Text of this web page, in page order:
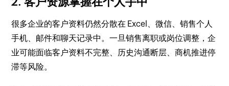
很多企业的客户资料仍然分散在 Excel、微信、销售个人
手机、邮件和聊天记录中。一旦销售离职或岗位调整，企
业可能面临客户资料不完整、历史沟通断层、商机推进停
滞等风险。